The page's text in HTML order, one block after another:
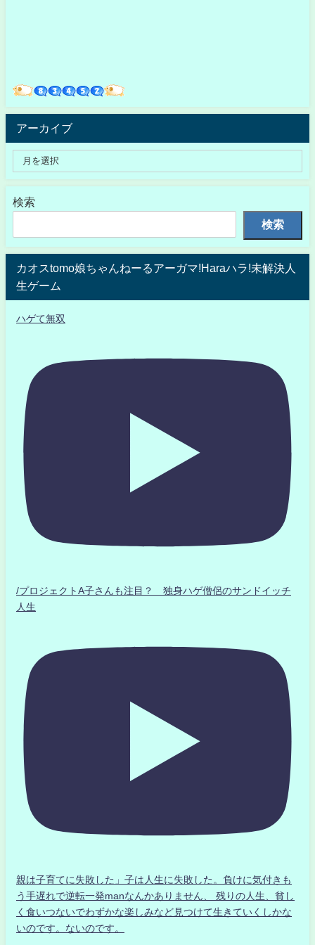
アーカイブ
検索
検索
カオスtomo娘ちゃんねーるアーガマ!Haraハラ!未解決人
生ゲーム
ハゲて無双
/プロジェクトA子さんも注目？ 独身ハゲ僧侶のサンドイッチ
人生
親は子育てに失敗した」子は人生に失敗した。負けに気付きも
う手遅れで逆転一発manなんかありません、 残りの人生、貧し
く食いつないでわずかな楽しみなど見つけて生きていくしかな
いのです。ないのです。